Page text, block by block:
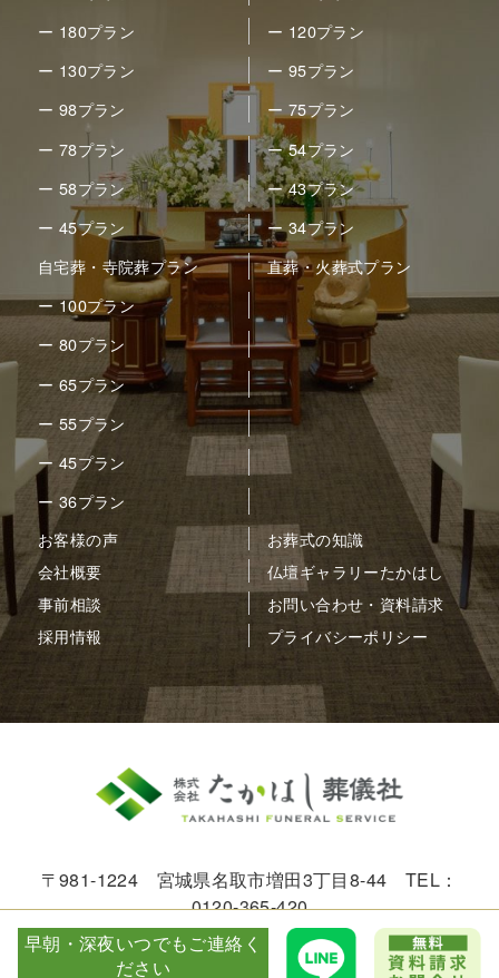
ー 180プラン
ー 130プラン
ー 98プラン
ー 78プラン
ー 58プラン
ー 45プラン
ー 120プラン
ー 95プラン
ー 75プラン
ー 54プラン
ー 43プラン
ー 34プラン
自宅葬・寺院葬プラン
ー 100プラン
ー 80プラン
ー 65プラン
ー 55プラン
ー 45プラン
ー 36プラン
直葬・火葬式プラン
お客様の声
お葬式の知識
会社概要
仏壇ギャラリーたかはし
事前相談
お問い合わせ・資料請求
採用情報
プライバシーポリシー
〒981-1224 宮城県名取市増田3丁目8-44 TEL：
0120-365-420
早朝・深夜いつでもご連絡く
ださい
© 2005-2026 FS-TAKAHASHI.